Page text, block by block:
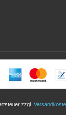
zzgl.